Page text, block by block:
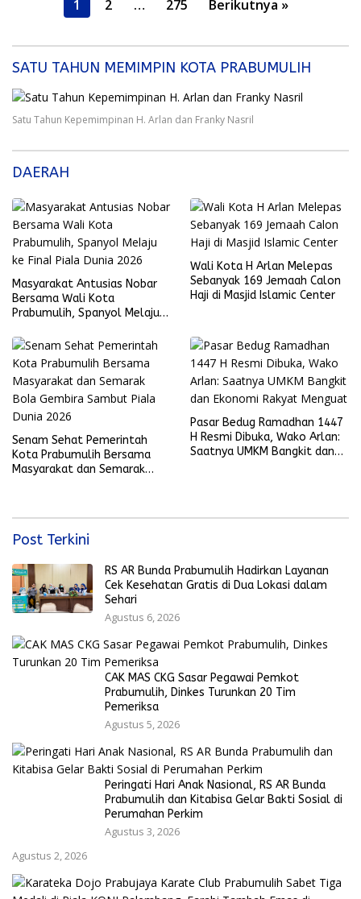
1 2 … 275 Berikutnya »
SATU TAHUN MEMIMPIN KOTA PRABUMULIH
Satu Tahun Kepemimpinan H. Arlan dan Franky Nasril
DAERAH
Masyarakat Antusias Nobar
Bersama Wali Kota
Prabumulih, Spanyol Melaju
Wali Kota H Arlan Melepas
Sebanyak 169 Jemaah Calon
Haji di Masjid Islamic Center
Senam Sehat Pemerintah
Kota Prabumulih Bersama
Masyarakat dan Semarak
Pasar Bedug Ramadhan 1447
H Resmi Dibuka, Wako Arlan:
Saatnya UMKM Bangkit dan
Post Terkini
RS AR Bunda Prabumulih Hadirkan Layanan
Cek Kesehatan Gratis di Dua Lokasi dalam
Sehari
Agustus 6, 2026
CAK MAS CKG Sasar Pegawai Pemkot
Prabumulih, Dinkes Turunkan 20 Tim
Pemeriksa
Agustus 5, 2026
Peringati Hari Anak Nasional, RS AR Bunda
Prabumulih dan Kitabisa Gelar Bakti Sosial di
Perumahan Perkim
Agustus 3, 2026
Agustus 2, 2026